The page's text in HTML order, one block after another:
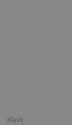
Kleid